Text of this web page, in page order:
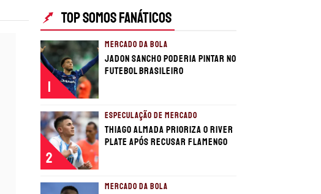
TOP SOMOS FANÁTICOS
1
MERCADO DA BOLA
Jadon Sancho poderia pintar no
futebol brasileiro
2
ESPECULAÇÃO DE MERCADO
Thiago Almada prioriza o River
Plate após recusar Flamengo
MERCADO DA BOLA